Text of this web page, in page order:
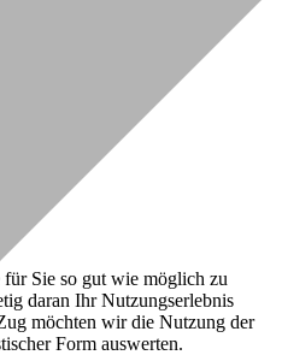
Sie so gut wie möglich zu
daran Ihr Nutzungserlebnis
möchten wir die Nutzung der
Form auswerten.